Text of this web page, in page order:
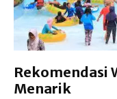
Rekomendasi
Menarik